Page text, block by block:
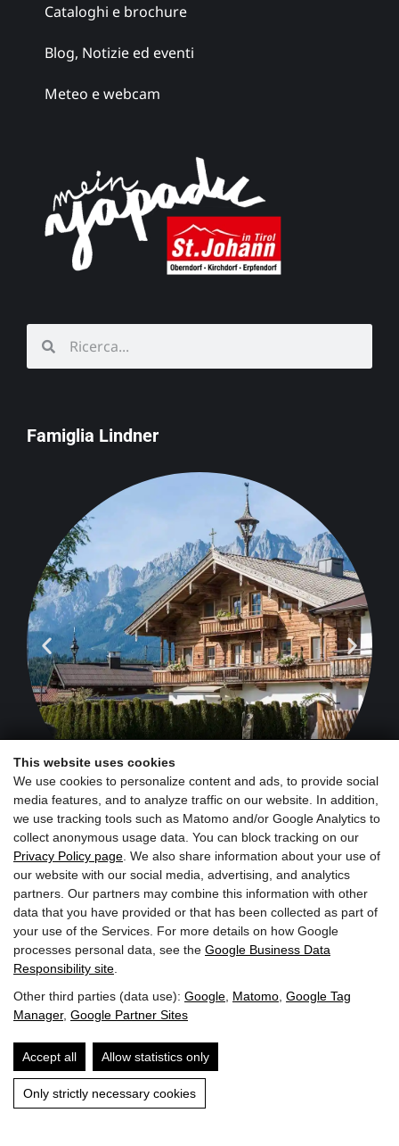
This website uses cookies
We use cookies to personalize content and ads, to provide social
media features, and to analyze traffic on our website. In addition,
we use tracking tools such as Matomo and/or Google Analytics to
collect anonymous usage data. You can block tracking on our
Privacy Policy page . We also share information about your use of
our website with our social media, advertising, and analytics
partners. Our partners may combine this information with other
data that you have provided or that has been collected as part of
your use of the Services. For more details on how Google
processes personal data, see the Google Business Data
Responsibility site
Other third parties (data use): Google Matomo Google Tag
Manager, Google Partner Sites
Accept all Allow statistics only
Only strictly necessary cookies
Cataloghi e brochure
Blog, Notizie ed eventi
Meteo e webcam
Famiglia Lindner
Schörgerer
Agriturismo e
negozio agricolo
Iscriviti ora alla newsletter
© 2022 Hotel Penzinghof. Tutti i diritti riservati.
Impronta Protezione dei dati